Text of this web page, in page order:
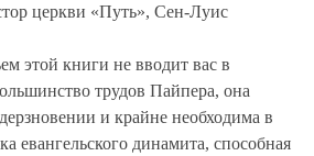
церкви «Путь», Сен-Луис
этой книги не вводит вас в
трудов Пайпера, она
и крайне необходима в
евангельского динамита, способная